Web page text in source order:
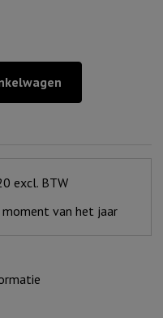
excl. BTW
moment van het jaar